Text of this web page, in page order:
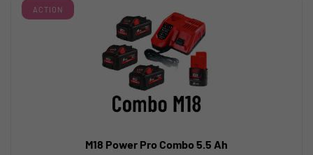
ACTION
M18 Power Pro Combo 5.5 Ah